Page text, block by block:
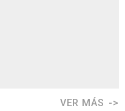
VER MÁS